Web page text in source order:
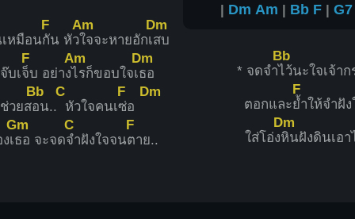
หมือน
F
กัน หัว
Am
ใจจะหายอักเ
Dm
สบ
บเ
F
จ็บ อย่าง
Am
ไรก็ขอบใจเ
Dm
ธอ
วยส
Bb
อน..
C
หัวใจคนเ
F
ซ่อ
Dm
เ
Gm
ธอ จะจด
C
จำฝังใจจน
F
ตาย..
| Dm Am | Bb F| G7
* จดจำ
Bb
ไว้นะใจเจ้าก
ตอกและ
F
ย้ำให้จำฝัง
ใส่โอ่ง
Dm
หินฝังดินเอา